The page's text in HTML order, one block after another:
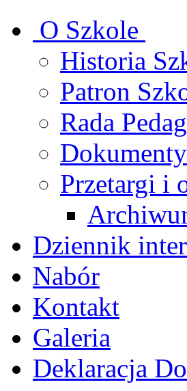
O Szkole
Historia
Patron
Rada
Przetargi i
Dziennik
Nabór
Kontakt
Galeria
Deklaracja